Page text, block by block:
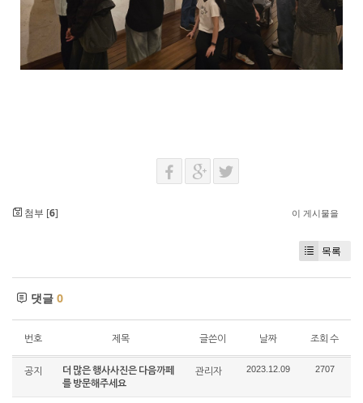
첨부 [6] 이 게시물을
목록
댓글 0
번호 제목 글쓴이 날짜 조회 수
공지
더 많은 행사사진은 다음까페
를 방문해주세요
관리자 2023.12.09 2707